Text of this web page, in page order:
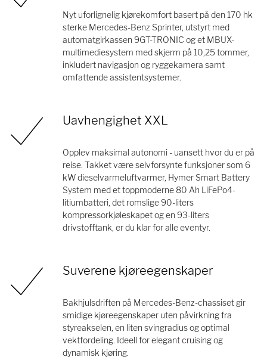
Nyt uforlignelig kjørekomfort basert på den 170 hk
sterke Mercedes-Benz Sprinter, utstyrt med
automatgirkassen 9GT-TRONIC og et MBUX-
multimediesystem med skjerm på 10,25 tommer,
inkludert navigasjon og ryggekamera samt
omfattende assistentsystemer.
Uavhengighet XXL
Opplev maksimal autonomi - uansett hvor du er på
reise. Takket være selvforsynte funksjoner som 6
kW dieselvarmeluftvarmer, Hymer Smart Battery
System med et toppmoderne 80 Ah LiFePo4-
litiumbatteri, det romslige 90-liters
kompressorkjøleskapet og en 93-liters
drivstofftank, er du klar for alle eventyr.
Suverene kjøreegenskaper
Bakhjulsdriften på Mercedes-Benz-chassiset gir
smidige kjøreegenskaper uten påvirkning fra
styreakselen, en liten svingradius og optimal
vektfordeling. Ideell for elegant cruising og
dynamisk kjøring.